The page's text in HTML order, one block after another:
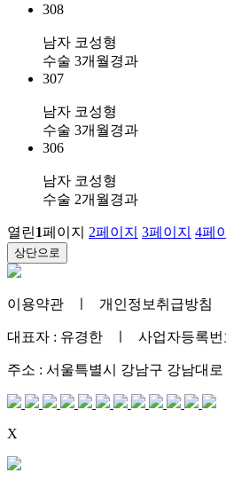
308
남자 코성형
수술 3개월경과
307
남자 코성형
수술 3개월경과
306
남자 코성형
수술 2개월경과
열린1페이지 2페이지 3페이지 4페
상단으로
이용약관 개인정보취급방침
대표자 : 유경한 ㅣ 사업자등록번
주소 : 서울특별시 강남구 강남대
X